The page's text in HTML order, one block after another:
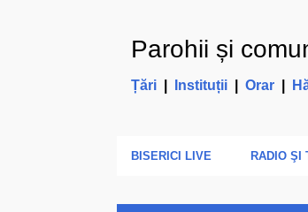
Parohii și
Țări| Instituții| Orar|
BISERICI LIVE RADIO ŞI